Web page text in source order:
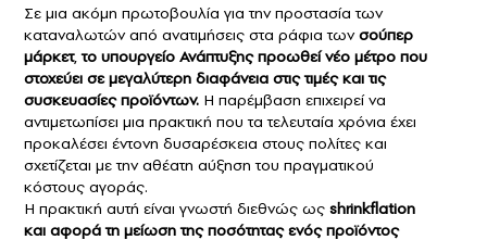
Σε μια ακόμη πρωτοβουλία για την προστασία των
καταναλωτών από ανατιμήσεις στα ράφια τωνσούπερ
μάρκετ,το υπουργείο Ανάπτυξης προωθεί νέο μέτρο που
στοχεύει σε μεγαλύτερη διαφάνεια στις τιμές και τις
συσκευασίες προϊόντων. Η παρέμβαση επιχειρεί να
αντιμετωπίσει μια πρακτική που τα τελευταία χρόνια έχει
προκαλέσει έντονη δυσαρέσκεια στους πολίτες και
σχετίζεται με την αθέατη αύξηση του πραγματικού
κόστους αγοράς.
Η πρακτική αυτή είναι γνωστή διεθνώς ως shrinkflation
και αφορά τη μείωση της ποσότητας ενός προϊόντος